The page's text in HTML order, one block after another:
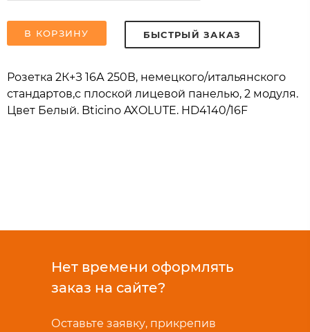
В КОРЗИНУ БЫСТРЫЙ ЗАКАЗ
Розетка 2К+З 16А 250В, немецкого/итальянского
стандартов,с плоской лицевой панелью, 2 модуля.
Цвет Белый. Bticino AXOLUTE. HD4140/16F
Нет времени оформлять
заказ на сайте?
Оставьте заявку, прикрепив